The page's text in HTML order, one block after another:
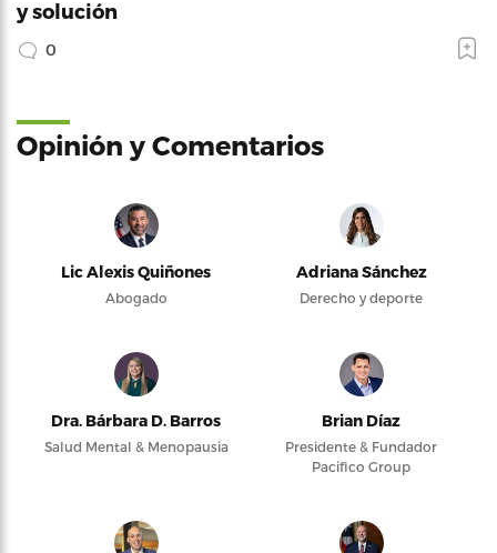
y solución
0
Opinión y Comentarios
Lic Alexis Quiñones
Abogado
Adriana Sánchez
Derecho y deporte
Dra. Bárbara D. Barros
Salud Mental & Menopausia
Brian Díaz
Presidente & Fundador
Pacifico Group